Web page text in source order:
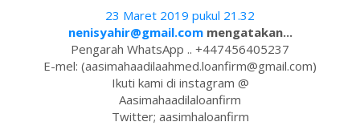
23 Maret 2019 pukul 21.32
nenisyahir@gmail.commengatakan...
Pengarah WhatsApp .. +447456405237
E-mel: (aasimahaadilaahmed.loanfirm@gmail.com)
Ikuti kami di instagram @
Aasimahaadilaloanfirm
Twitter; aasimhaloanfirm